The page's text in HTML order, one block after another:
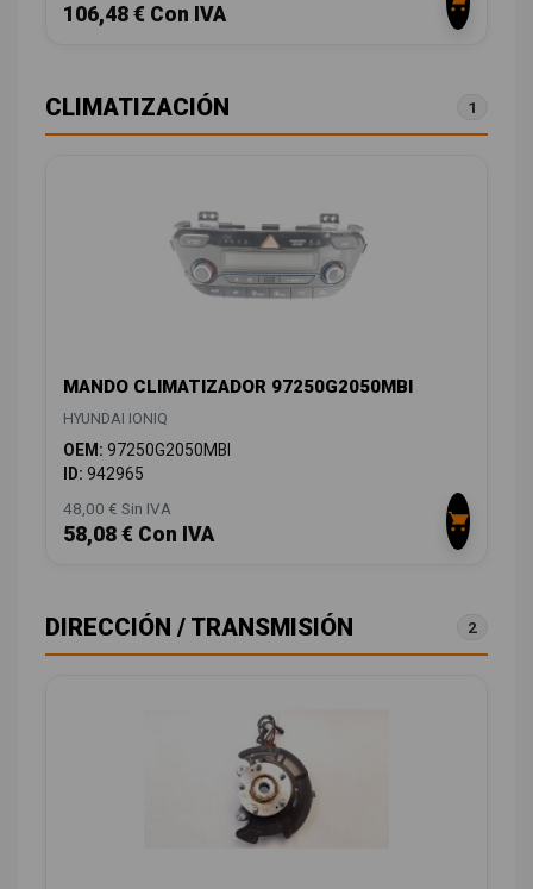
106,48 € Con IVA
CLIMATIZACIÓN 1
MANDO CLIMATIZADOR 97250G2050MBI
HYUNDAI IONIQ
OEM: 97250G2050MBI
ID: 942965
48,00 € Sin IVA
58,08 € Con IVA
DIRECCIÓN / TRANSMISIÓN 2